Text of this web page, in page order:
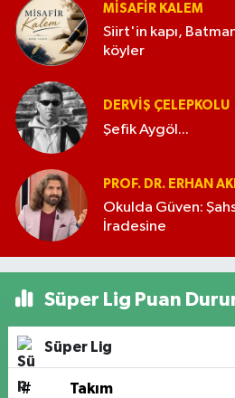
MISAFIR KALEM
Siirt'in kapı,
köyler
DERVIŞ ÇELEPKOLU
Şefik Aygöl...
PROF. DR. ERHAN
Okulda Güven:
İradesine
Süper Lig Puan
Süper Lig
# Takım